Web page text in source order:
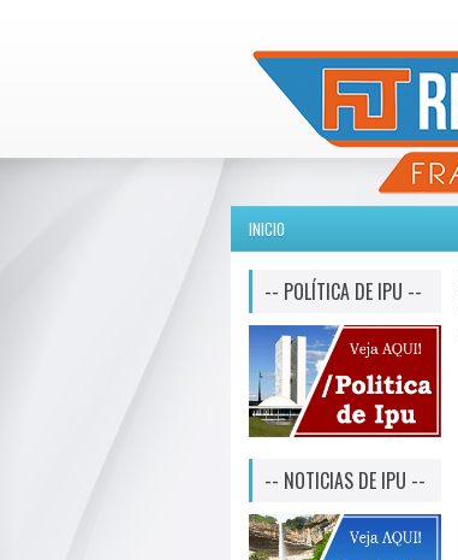
INICIO
-- POLÍTICA DE IPU --
-- NOTICIAS DE IPU --